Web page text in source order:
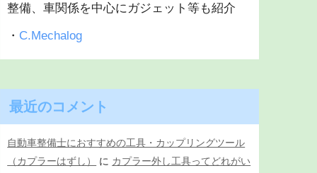
整備、車関係を中心にガジェット等も紹介
・ C.Mechalog
最近のコメント
自動車整備士におすすめの工具・カップリングツール
（カプラーはずし）
に カプラー外し工具ってどれがい